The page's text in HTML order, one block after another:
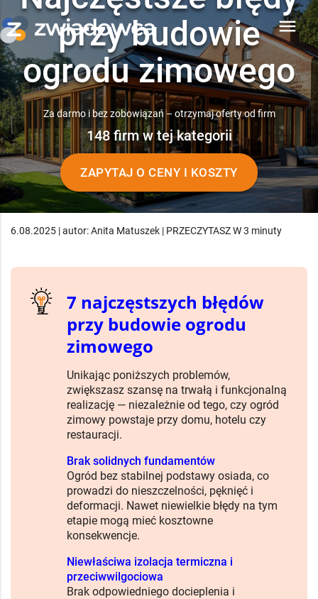
menu
przy budowie
ogrodu zimowego
Za darmo i bez zobowiązań – otrzymaj oferty od firm
148 firm w tej kategorii
ZAPYTAJ O CENY I KOSZTY
6.08.2025 | autor: Anita Matuszek | PRZECZYTASZ W 3 minuty
7 najczęstszych błędów
przy budowie ogrodu
zimowego
Unikając poniższych problemów,
zwiększasz szansę na trwałą i funkcjonalną
realizację — niezależnie od tego, czy ogród
zimowy powstaje przy domu, hotelu czy
restauracji.
Brak solidnych fundamentów
Ogród bez stabilnej podstawy osiada, co
prowadzi do nieszczelności, pęknięć i
deformacji. Nawet niewielkie błędy na tym
etapie mogą mieć kosztowne
konsekwencje.
Niewłaściwa izolacja termiczna i
przeciwwilgociowa
Brak odpowiedniego docieplenia i